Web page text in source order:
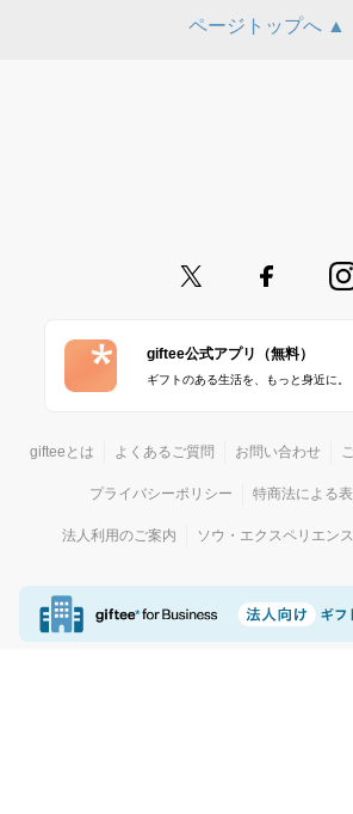
ページトップへ ▲
giftee公式アプリ（無料）
ギフトのある生活を、もっと身近に。
gifteeとは よくあるご質問 お問い合わせ
プライバシーポリシー 特商法による
法人利用のご案内 ソウ・エクスペリエン